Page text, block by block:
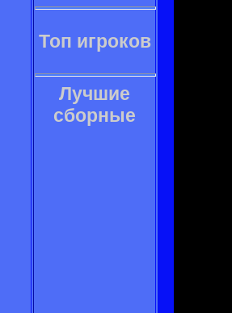
Топ игроков
Лучшие
сборные